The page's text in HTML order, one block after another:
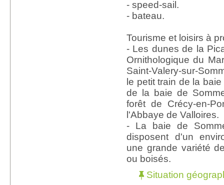
- speed-sail.
- bateau.
Tourisme et loisirs à
- Les dunes de la
Ornithologique du
Saint-Valery-sur-
le petit train de la
de la baie de
forêt de Crécy-en-
l'Abbaye de Valloires.
- La baie de
disposent d'un
une grande variété
ou boisés.
Situation